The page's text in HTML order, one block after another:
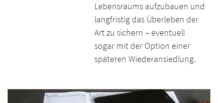
Lebensraums aufzubauen und
langfristig das Überleben der
Art zu sichern – eventuell
sogar mit der Option einer
späteren Wiederansiedlung.